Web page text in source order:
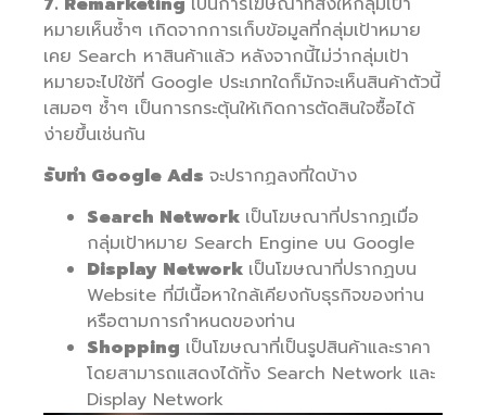
หมายเห็นซ้ำๆ เกิดจากการเก็บข้อมูลที่กลุ่มเป้าหมาย
เคย Search หาสินค้าแล้ว หลังจากนี้ไม่ว่ากลุ่มเป้า
หมายจะไปใช้ที่ Google ประเภทใดก็มักจะเห็นสินค้าตัวนี้
เสมอๆ ซ้ำๆ เป็นการกระตุ้นให้เกิดการตัดสินใจซื้อได้
ง่ายขึ้นเช่นกัน
รับทำ Google Ads จะปรากฏลงที่ใดบ้าง
Search Network เป็นโฆษณาที่ปรากฏเมื่อ
กลุ่มเป้าหมาย Search Engine บน Google
Display Network เป็นโฆษณาที่ปรากฏบน
Website ที่มีเนื้อหาใกล้เคียงกับธุรกิจของท่าน
หรือตามการกำหนดของท่าน
Shopping เป็นโฆษณาที่เป็นรูปสินค้าและราคา
โดยสามารถแสดงได้ทั้ง Search Network และ
Display Network